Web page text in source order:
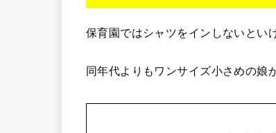
保育園ではシャツをインしないとい
同年代よりもワンサイズ小さめの娘